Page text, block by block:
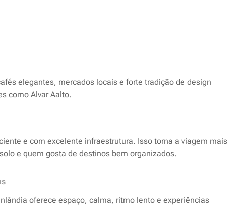
elegantes, mercados locais e forte tradição de design
como Alvar Aalto.
e com excelente infraestrutura. Isso torna a viagem mais
e quem gosta de destinos bem organizados.
oferece espaço, calma, ritmo lento e experiências